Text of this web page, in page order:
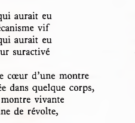
aurait  eu
vif
aurait  eu
suractivé
cœur  d’une  montre
dans  quelque  corps,
montre vivante
de  révolte,